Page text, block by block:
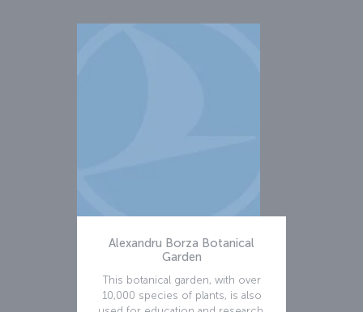
Alexandru Borza Botanical
Garden
This botanical garden, with over
10,000 species of plants, is also